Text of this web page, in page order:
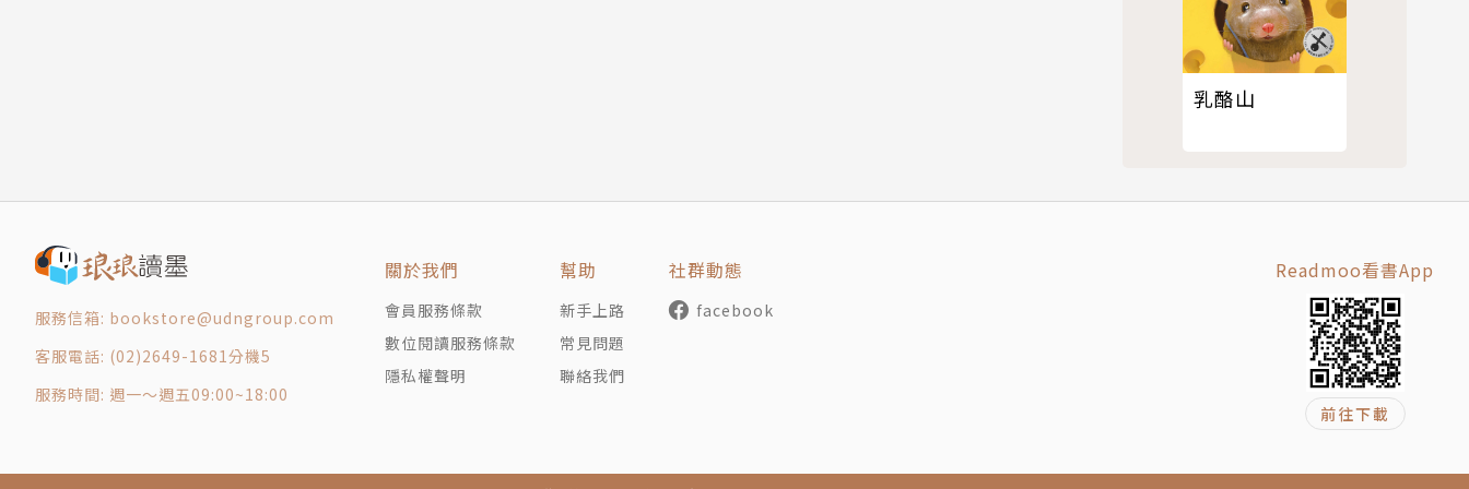
● 最新短篇童話集《精靈的慢遞包裹》／字畝文化出版。
● 《說學逗唱，認識二十四節氣─虎大歪說民俗趣事，狗小圓吃時節當令》／字畝文化出版。
繪者簡介
詹廸薾
著有個人繪本《和你在一起》，合作繪本《我才不要剪頭髮！》。
乳酪山
服務信箱: bookstore@udngroup.com
客服電話: (02)2649-1681分機5
服務時間: 週一～週五09:00~18:00
關於我們
會員服務條款
數位閱讀服務條款
隱私權聲明
幫助
新手上路
常見問題
聯絡我們
社群動態
facebook
Readmoo看書App
前往下載